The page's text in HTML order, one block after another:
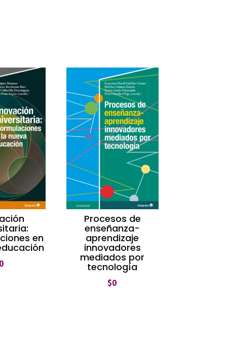
en
0
Procesos de
enseñanza-
aprendizaje
innovadores
mediados por
tecnología
$0